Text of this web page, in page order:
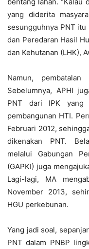
yang diderita
sesungguhnya PNT itu
dan Peredaran Hasil
dan Kehutanan (LHK),
Namun,
Sebelumnya, APHI
PNT dari IPK yang
pembangunan HTI.
Februari 2012,
dikenakan PNT.
melalui Gabungan
(GAPKI) juga
Lagi-lagi, MA
November 2013,
HGU perkebunan.
Yang jadi soal,
PNT dalam PNBP